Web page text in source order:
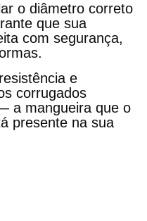
o diâmetro correto
que sua
com segurança,
e
corrugados
a mangueira que o
presente na sua